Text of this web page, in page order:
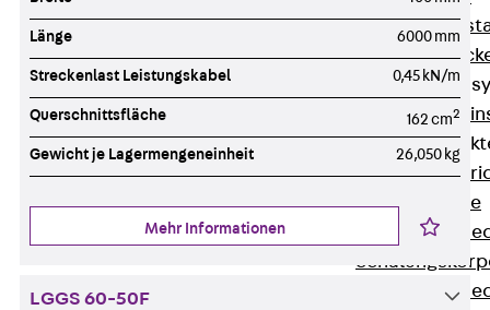
Zurück
Kanalsysteme
Länge 6000 mm
Streckenlast Leistungskabel 0,45 kN/m
Querschnittsfläche 162 cm2
Gewicht je Lagermengeneinheit 26,050 kg
Mehr Informationen
LGGS 60-50F